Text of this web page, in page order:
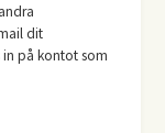
dit
in på kontot som